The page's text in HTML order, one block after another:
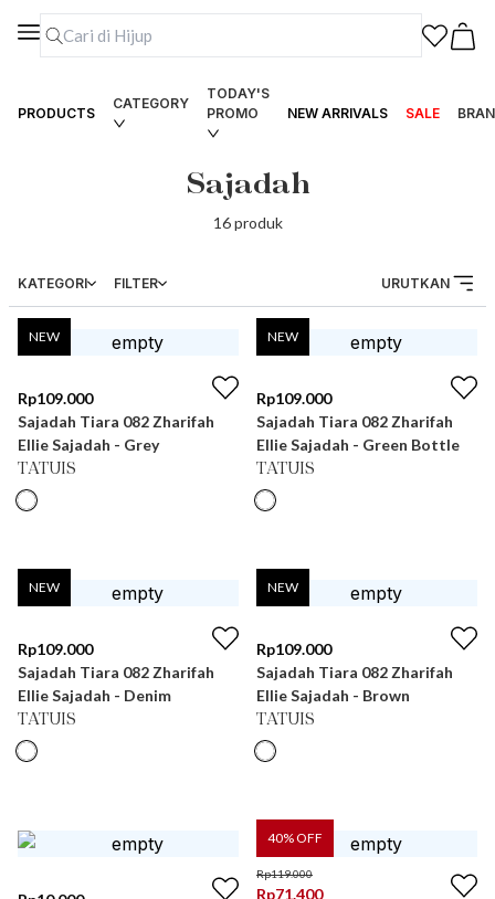
PRODUCTS
CATEGORY
TODAY'S
PROMO
NEW ARRIVALS SALE
Sajadah
16produk
KATEGORI FILTER URUTKAN
NEW
Rp109.000
Sajadah Tiara 082 Zharifah
Ellie Sajadah - Grey
TATUIS
NEW
Rp109.000
Sajadah Tiara 082 Zharifah
Ellie Sajadah - Green Bottle
TATUIS
NEW
Rp109.000
Sajadah Tiara 082 Zharifah
Ellie Sajadah - Denim
TATUIS
NEW
Rp109.000
Sajadah Tiara 082 Zharifah
Ellie Sajadah - Brown
TATUIS
40% OFF
Rp119.000
Rp71.400